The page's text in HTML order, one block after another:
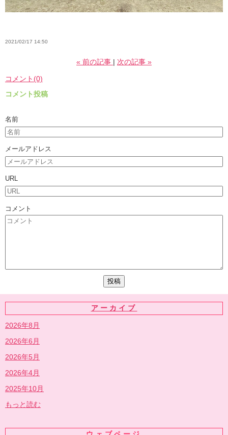
2021/02/17 14:50
« 前の記事 次の記事 »
コメント(0)
コメント投稿
名前
メールアドレス
URL
コメント
アーカイブ
2026年8月
2026年6月
2026年5月
2026年4月
2025年10月
もっと読む